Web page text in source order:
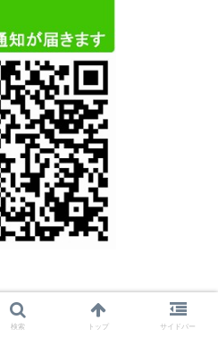
が届きますので登録よろし
検索 トップ サイドバー